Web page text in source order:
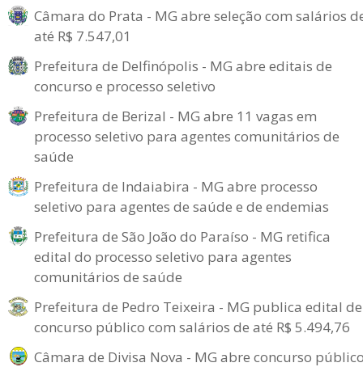
Câmara do Prata - MG abre seleção com salários
até R$ 7.547,01
Prefeitura de Delfinópolis - MG abre editais de
concurso e processo seletivo
Prefeitura de Berizal - MG abre 11 vagas em
processo seletivo para agentes comunitários de
saúde
Prefeitura de Indaiabira - MG abre processo
seletivo para agentes de saúde e de endemias
Prefeitura de São João do Paraíso - MG retifica
edital do processo seletivo para agentes
comunitários de saúde
Prefeitura de Pedro Teixeira - MG publica edital de
concurso público com salários de até R$ 5.494,76
Câmara de Divisa Nova - MG abre concurso